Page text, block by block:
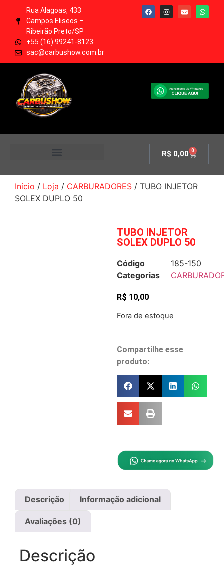
Rua Alagoas, 433
Campos Eliseos –
Ribeirão Preto/SP
+55 (16) 99241-8123
sac@carbushow.com.br
R$ 0,00 0
Início / Loja / CARBURADORES / TUBO INJETOR
SOLEX DUPLO 50
TUBO INJETOR
SOLEX DUPLO 50
Código
185-150
Categorias
R$ 10,00
Fora de estoque
Compartilhe esse
produto:
Descrição Informação adicional
Avaliações (0)
Descrição